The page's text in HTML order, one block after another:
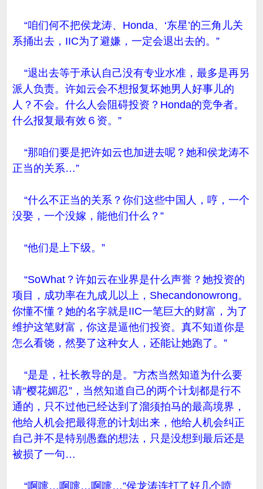
“咱们何不把侯龙涛、Honda、‘东星’的三角儿关
系捅出去，IIC为了避嫌，一定会退出去的。”
“退出去等于承认自己没有专业水准，最多是再另
派人负责。许如云会不想报复坏她男人好事儿的
人？不会。什么人会阻碍投资？Honda的竞争者。
什么报复最有效６资。”
“那咱们要是把许如云也加进去呢？她和侯龙涛不
正当的关系…”
“什么不正当的关系？你们这些中国人，哼，一个
没娶，一个没嫁，能他们什么？”
“他们是上下级。”
“SoWhat？许如云在业界是什么声誉？她投资的
项目，成功率在九成儿以上，Shecandonowrong。
你懂不懂？她的名字就是IIC一笔巨大的财富，为了
维护这笔财富，你这是逼他们投资。真不知道你是
怎么看饶，然娶了这种女人，还能让她跑了。”
“是是，社长教导的是。”方杰当然知道为什么要
请“樱花媚忍”，当然知道自己的两个计划都是行不
通的，只不过他已经达到了溜须拍马的最高境界，
他给人机会把最得意的计划出来，他给人机会纠正
自己并不是特别愚蠢的想法，只是没想到最后还是
被损了一句…
“啊嚏…啊嚏…啊嚏…”侯龙涛连打了好几个喷